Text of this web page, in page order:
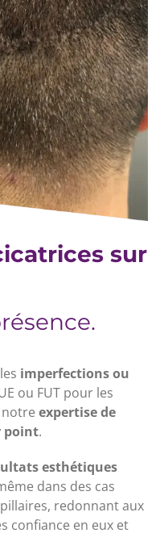
sur
imperfections ou
ou FUT pour les
expertise de
point.
esthétiques
dans des cas
redonnant aux
confiance en eux et